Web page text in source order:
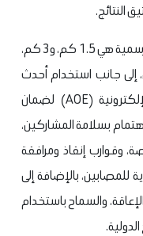
النتائج.
كما تشمل البطولة اعتماد ثلاث مسافات رسمية هي 1.5 كم، و3 كم،
إلى جانب استخدام أحدث
أنظمة التوقيت الإلكتروني والرقاقات الإلكترونية (AOE) لضمان
بسلامة المشاركين،
وقوارب إنقاذ ومرافقة
للمصابين، بالإضافة إلى
والسماح باستخدام